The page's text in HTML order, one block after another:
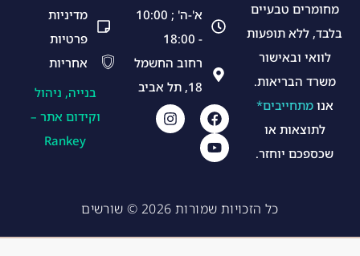
מחומרים טבעיים
בלבד, ללא תופעות
לוואי ובאישור
משרד הבריאות.
אנומתחייבים*
לתוצאות או
שכספכם יוחזר.
א'-ה' ; 10:00
- 18:00
רחוב החשמל
18, תל אביב
מדיניות
פרטיות
אחריות
בנייה, ניהול
וקידום אתר –
Rankey
כל הזכויות שמורות 2026 © שורשים